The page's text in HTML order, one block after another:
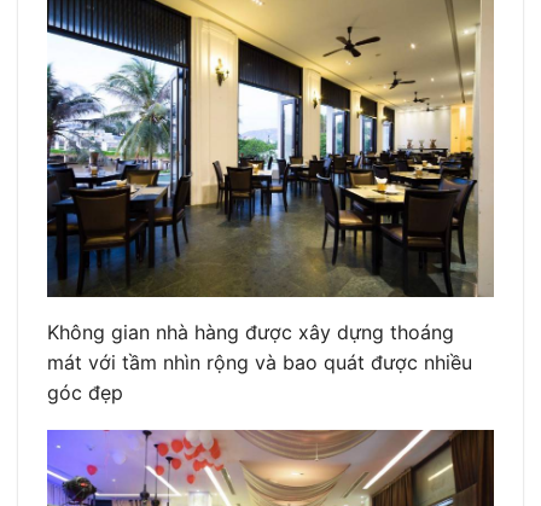
Không gian nhà hàng được xây dựng thoáng
mát với tầm nhìn rộng và bao quát được nhiều
góc đẹp